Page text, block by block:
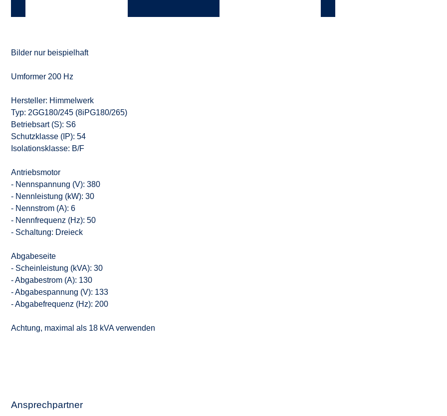
Bilder nur beispielhaft
Umformer 200 Hz
Hersteller: Himmelwerk
Typ: 2GG180/245 (8iPG180/265)
Betriebsart (S): S6
Schutzklasse (IP): 54
Isolationsklasse: B/F
Antriebsmotor
- Nennspannung (V): 380
- Nennleistung (kW): 30
- Nennstrom (A): 6
- Nennfrequenz (Hz): 50
- Schaltung: Dreieck
Abgabeseite
- Scheinleistung (kVA): 30
- Abgabestrom (A): 130
- Abgabespannung (V): 133
- Abgabefrequenz (Hz): 200
Achtung, maximal als 18 kVA verwenden
Ansprechpartner